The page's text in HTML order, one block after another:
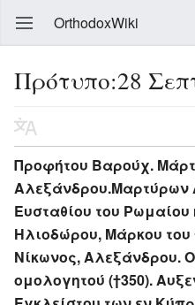
OrthodoxWiki
Πρότυπο:28
Προφήτου Βαρούχ.
Αλεξάνδρου.Μαρτύρων
Ευσταθίου του Ρωμαίου
Ηλιοδώρου, Μάρκου
Νίκωνος, Αλεξάνδρου.
ομολογητού (†350).